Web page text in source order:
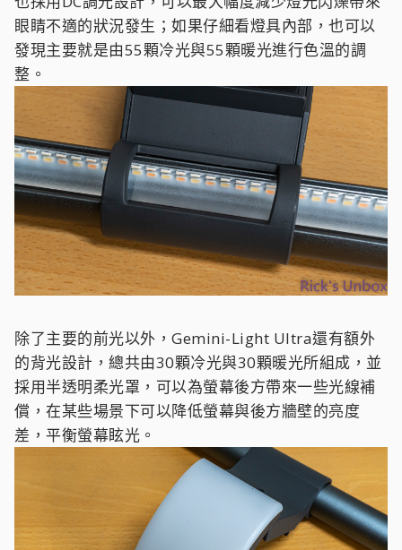
眼睛不適的狀況發生；如果仔細看燈具內部，也可以
發現主要就是由55顆冷光與55顆暖光進行色溫的調
整。
除了主要的前光以外，Gemini-Light Ultra還有額外
的背光設計，總共由30顆冷光與30顆暖光所組成，並
採用半透明柔光罩，可以為螢幕後方帶來一些光線補
償，在某些場景下可以降低螢幕與後方牆壁的亮度
差，平衡螢幕眩光。